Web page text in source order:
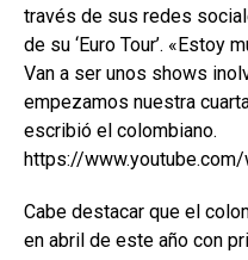
través de sus redes
de su ‘Euro Tour’. «Estoy
Van a ser unos shows
empezamos nuestra
escribió el colombiano.
https://www.youtube.com/
Cabe destacar que el
en abril de este año con